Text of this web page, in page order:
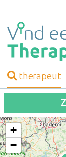
therapeut
+
−